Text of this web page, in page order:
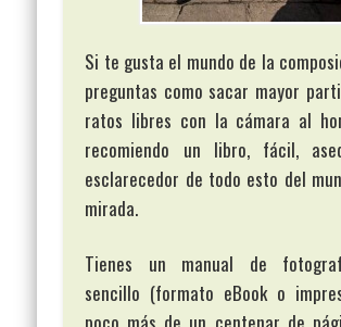
Si te gusta el mundo de la
preguntas como sacar mayor
ratos libres con la cámara al
recomiendo un libro, fácil,
esclarecedor de todo esto del
mirada.
Tienes un manual de
sencillo (formato eBook o